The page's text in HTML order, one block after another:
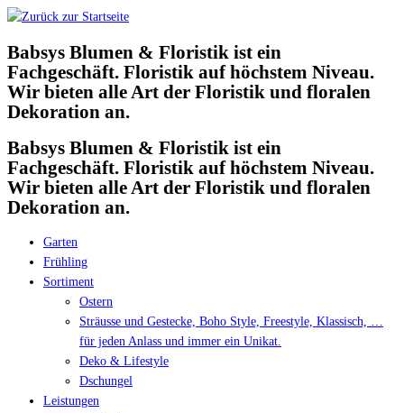
Babsys Blumen & Floristik ist ein
Fachgeschäft. Floristik auf höchstem Niveau.
Wir bieten alle Art der Floristik und floralen
Dekoration an.
Babsys Blumen & Floristik ist ein
Fachgeschäft. Floristik auf höchstem Niveau.
Wir bieten alle Art der Floristik und floralen
Dekoration an.
Garten
Frühling
Sortiment
Ostern
Sträusse und Gestecke, Boho Style, Freestyle, Klassisch, …
für jeden Anlass und immer ein Unikat.
Deko & Lifestyle
Dschungel
Leistungen